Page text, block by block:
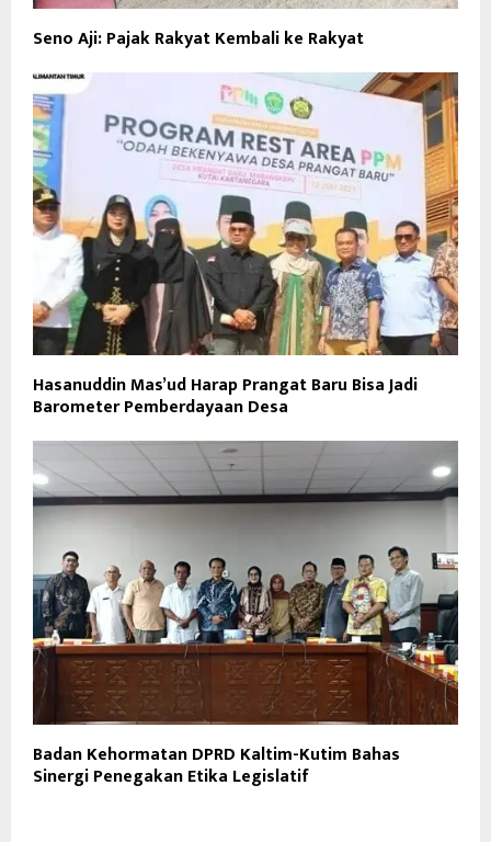
Seno Aji: Pajak Rakyat Kembali ke Rakyat
Hasanuddin Mas’ud Harap Prangat Baru Bisa Jadi
Barometer Pemberdayaan Desa
Badan Kehormatan DPRD Kaltim-Kutim Bahas
Sinergi Penegakan Etika Legislatif